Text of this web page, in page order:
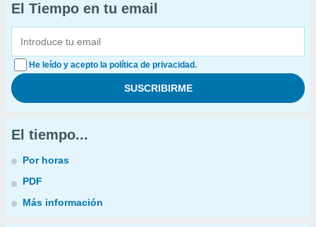
El Tiempo en tu email
He leído y acepto la política de privacidad.
El tiempo...
Por horas
PDF
Más información